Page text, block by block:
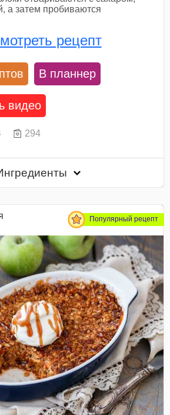
а затем пробиваются
рецепт
В планнер
видео
294
Популярный рецепт